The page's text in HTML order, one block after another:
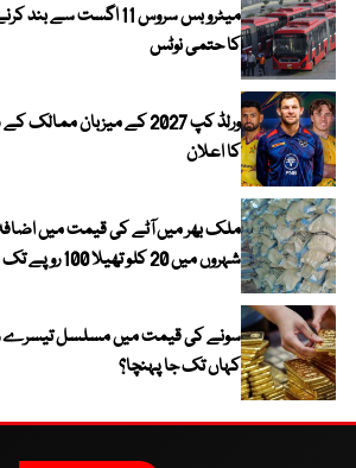
میٹرو بس سروس 11 اگست
کا حتمی نوٹس
ورلڈ کپ 2027 کے میزبان
کا اعلان
ملک بھر میں آٹے کی قیمت میں
شہروں میں 20 کلو تھیلا 100 روپے تک مہنگا
سونے کی قیمت میں مسلسل تیسرے روز
کہاں تک جا پہنچا؟